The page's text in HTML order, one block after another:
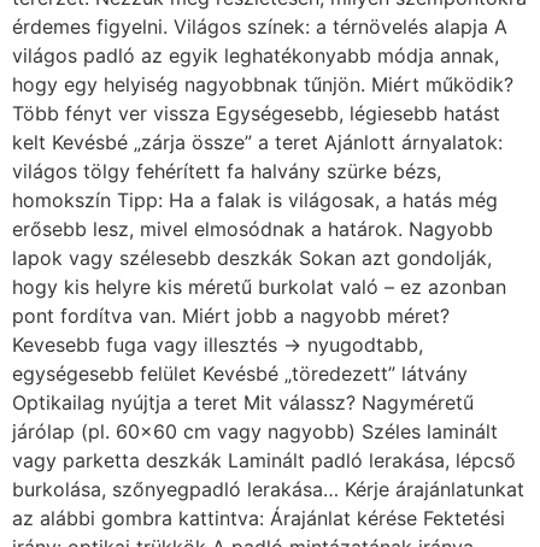
Kevesebb fuga vagy illesztés → nyugodtabb,
egységesebb felület Kevésbé „töredezett” látvány
Optikailag nyújtja a teret Mit válassz? Nagyméretű
járólap (pl. 60×60 cm vagy nagyobb) Széles laminált
vagy parketta deszkák Laminált padló lerakása, lépcső
burkolása, szőnyegpadló lerakása… Kérje árajánlatunkat
az alábbi gombra kattintva: Árajánlat kérése Fektetési
irány: optikai trükkök A padló mintázatának iránya
jelentősen befolyásolja a térérzetet. Szabályok:
Hosszanti fektetés → nyújtja a szobát Keresztirány →
szélesíti a teret Átlós elrendezés → dinamikusabb,
nagyobbnak ható tér Tipp: A deszkákat érdemes a
természetes fény irányába fektetni, mert így
egységesebb lesz a felület. Matt vs. fényes felületek A
felület típusa is számít. Fényes padló: Visszaveri a fényt
Elegáns, de minden hibát kiemel Matt padló:
Természetesebb hatás Kevésbé látszanak rajta a karcok
és szennyeződések Kompromisszum: Selyemfényű
felület → praktikus és esztétikus Mintázat: kevesebb